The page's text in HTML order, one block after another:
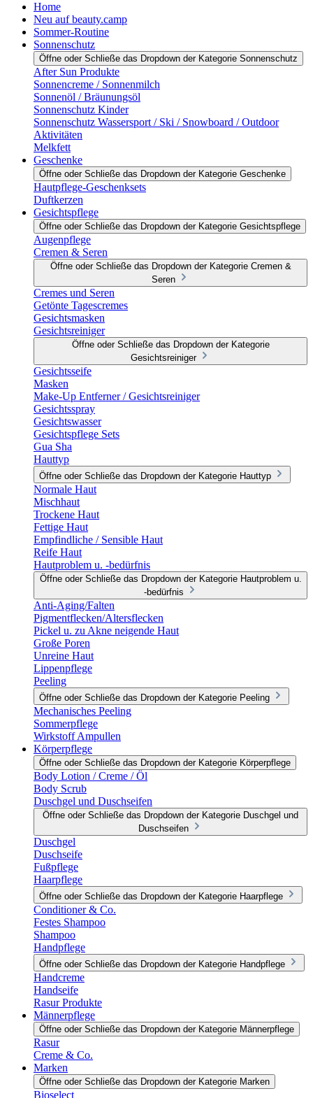
Home
Neu auf beauty.camp
Sommer-Routine
Sonnenschutz
Öffne oder Schließe das Dropdown der Kategorie Sonnenschutz
After Sun Produkte
Sonnencreme / Sonnenmilch
Sonnenöl / Bräunungsöl
Sonnenschutz Kinder
Sonnenschutz Wassersport / Ski / Snowboard / Outdoor
Aktivitäten
Melkfett
Geschenke
Öffne oder Schließe das Dropdown der Kategorie Geschenke
Hautpflege-Geschenksets
Duftkerzen
Gesichtspflege
Öffne oder Schließe das Dropdown der Kategorie Gesichtspflege
Augenpflege
Cremen & Seren
Öffne oder Schließe das Dropdown der Kategorie Cremen &
Seren
Cremes und Seren
Getönte Tagescremes
Gesichtsmasken
Gesichtsreiniger
Öffne oder Schließe das Dropdown der Kategorie
Gesichtsreiniger
Gesichtsseife
Masken
Make-Up Entferner / Gesichtsreiniger
Gesichtsspray
Gesichtswasser
Gesichtspflege Sets
Gua Sha
Hauttyp
Öffne oder Schließe das Dropdown der Kategorie Hauttyp
Normale Haut
Mischhaut
Trockene Haut
Fettige Haut
Empfindliche / Sensible Haut
Reife Haut
Hautproblem u. -bedürfnis
Öffne oder Schließe das Dropdown der Kategorie Hautproblem u.
-bedürfnis
Anti-Aging/Falten
Pigmentflecken/Altersflecken
Pickel u. zu Akne neigende Haut
Große Poren
Unreine Haut
Lippenpflege
Peeling
Öffne oder Schließe das Dropdown der Kategorie Peeling
Mechanisches Peeling
Sommerpflege
Wirkstoff Ampullen
Körperpflege
Öffne oder Schließe das Dropdown der Kategorie Körperpflege
Body Lotion / Creme / Öl
Body Scrub
Duschgel und Duschseifen
Öffne oder Schließe das Dropdown der Kategorie Duschgel und
Duschseifen
Duschgel
Duschseife
Fußpflege
Haarpflege
Öffne oder Schließe das Dropdown der Kategorie Haarpflege
Conditioner & Co.
Festes Shampoo
Shampoo
Handpflege
Öffne oder Schließe das Dropdown der Kategorie Handpflege
Handcreme
Handseife
Rasur Produkte
Männerpflege
Öffne oder Schließe das Dropdown der Kategorie Männerpflege
Rasur
Creme & Co.
Marken
Öffne oder Schließe das Dropdown der Kategorie Marken
Bioselect